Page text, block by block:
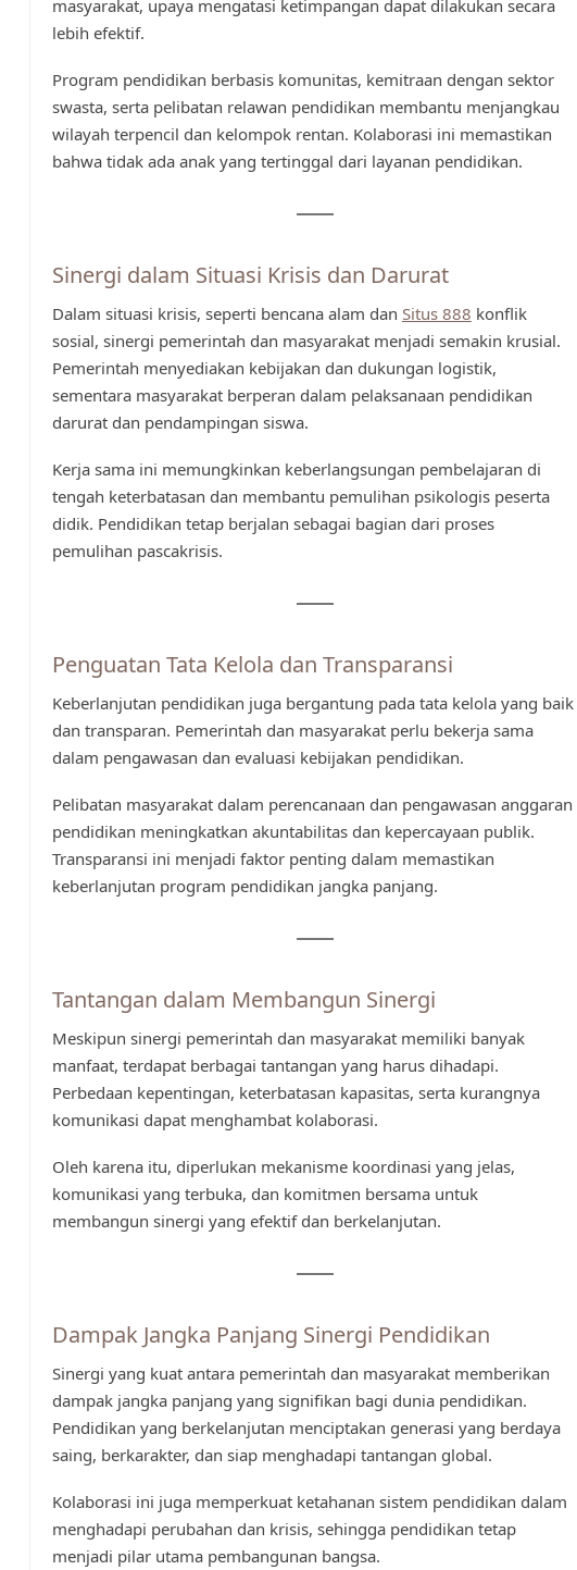
masyarakat, upaya mengatasi ketimpangan dapat dilakukan secara
lebih efektif.
Program pendidikan berbasis komunitas, kemitraan dengan sektor
swasta, serta pelibatan relawan pendidikan membantu menjangkau
wilayah terpencil dan kelompok rentan. Kolaborasi ini memastikan
bahwa tidak ada anak yang tertinggal dari layanan pendidikan.
Sinergi dalam Situasi Krisis dan Darurat
Dalam situasi krisis, seperti bencana alam dan Situs 888 konflik
sosial, sinergi pemerintah dan masyarakat menjadi semakin krusial.
Pemerintah menyediakan kebijakan dan dukungan logistik,
sementara masyarakat berperan dalam pelaksanaan pendidikan
darurat dan pendampingan siswa.
Kerja sama ini memungkinkan keberlangsungan pembelajaran di
tengah keterbatasan dan membantu pemulihan psikologis peserta
didik. Pendidikan tetap berjalan sebagai bagian dari proses
pemulihan pascakrisis.
Penguatan Tata Kelola dan Transparansi
Keberlanjutan pendidikan juga bergantung pada tata kelola yang baik
dan transparan. Pemerintah dan masyarakat perlu bekerja sama
dalam pengawasan dan evaluasi kebijakan pendidikan.
Pelibatan masyarakat dalam perencanaan dan pengawasan anggaran
pendidikan meningkatkan akuntabilitas dan kepercayaan publik.
Transparansi ini menjadi faktor penting dalam memastikan
keberlanjutan program pendidikan jangka panjang.
Tantangan dalam Membangun Sinergi
Meskipun sinergi pemerintah dan masyarakat memiliki banyak
manfaat, terdapat berbagai tantangan yang harus dihadapi.
Perbedaan kepentingan, keterbatasan kapasitas, serta kurangnya
komunikasi dapat menghambat kolaborasi.
Oleh karena itu, diperlukan mekanisme koordinasi yang jelas,
komunikasi yang terbuka, dan komitmen bersama untuk
membangun sinergi yang efektif dan berkelanjutan.
Dampak Jangka Panjang Sinergi Pendidikan
Sinergi yang kuat antara pemerintah dan masyarakat memberikan
dampak jangka panjang yang signifikan bagi dunia pendidikan.
Pendidikan yang berkelanjutan menciptakan generasi yang berdaya
saing, berkarakter, dan siap menghadapi tantangan global.
Kolaborasi ini juga memperkuat ketahanan sistem pendidikan dalam
menghadapi perubahan dan krisis, sehingga pendidikan tetap
menjadi pilar utama pembangunan bangsa.